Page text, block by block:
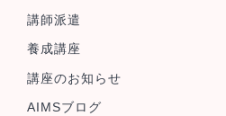
講師派遣
養成講座
講座のお知らせ
AIMSブログ